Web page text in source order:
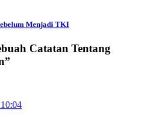
Menjadi TKI
Catatan Tentang
”